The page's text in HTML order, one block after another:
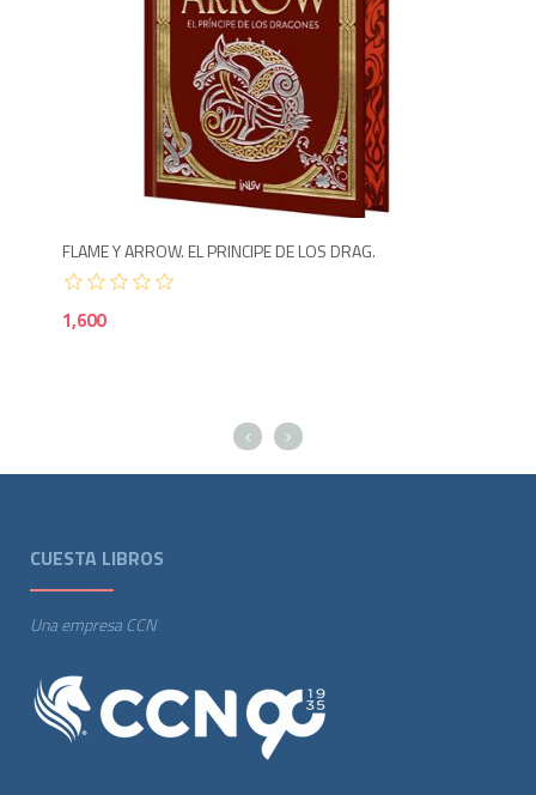
FLAME Y ARROW. EL PRINCIPE DE LOS DRAG.
1,600
CUESTA LIBROS
Una empresa CCN